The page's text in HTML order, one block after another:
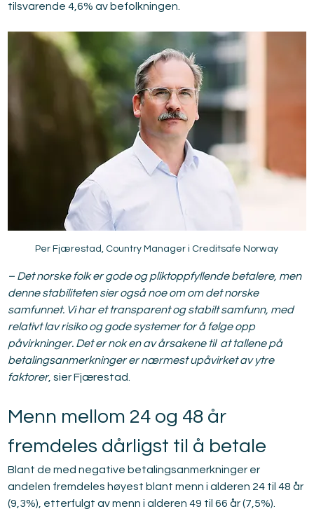
tilsvarende 4,6% av befolkningen.
Per Fjærestad, Country Manager i Creditsafe Norway
– Det norske folk er gode og pliktoppfyllende betalere, men
denne stabiliteten sier også noe om om det norske
samfunnet. Vi har et transparent og stabilt samfunn, med
relativt lav risiko og gode systemer for å følge opp
påvirkninger. Det er nok en av årsakene til  at tallene på
betalingsanmerkninger er nærmest upåvirket av ytre
faktorer, sier Fjærestad.
Menn mellom 24 og 48 år
fremdeles dårligst til å betale
Blant de med negative betalingsanmerkninger er
andelen fremdeles høyest blant menn i alderen 24 til 48 år
(9,3%), etterfulgt av menn i alderen 49 til 66 år (7,5%).